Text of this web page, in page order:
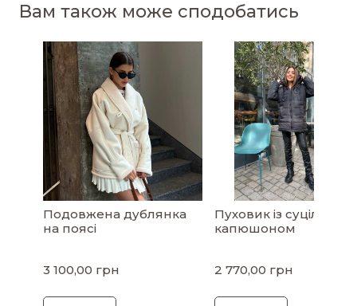
Вам також може сподобатись
Подовжена дублянка
на поясі
3 100,00 грн
Пуховик із суцільним
капюшоном
2 770,00 грн